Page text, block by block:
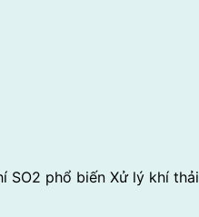
SO2 phổ biến Xử lý khí thải